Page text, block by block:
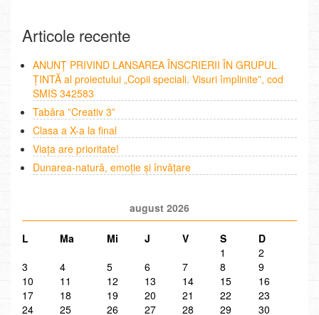
Articole recente
ANUNȚ PRIVIND LANSAREA ÎNSCRIERII ÎN GRUPUL
ȚINTĂ al proiectului „Copii speciali. Visuri împlinite”, cod
SMIS 342583
Tabăra ”Creativ 3”
Clasa a X-a la final
Viața are prioritate!
Dunarea-natură, emoție și învățare
august 2026
L Ma Mi J V S
D
1
2
3
4 5 6 7 8
9
10
11 12 13 14 15
16
17
18 19 20 21 22
23
24
25 26 27 28 29 30